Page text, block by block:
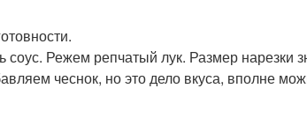
соус. Режем репчатый лук. Размер нарезки
чеснок, но это дело вкуса, вполне